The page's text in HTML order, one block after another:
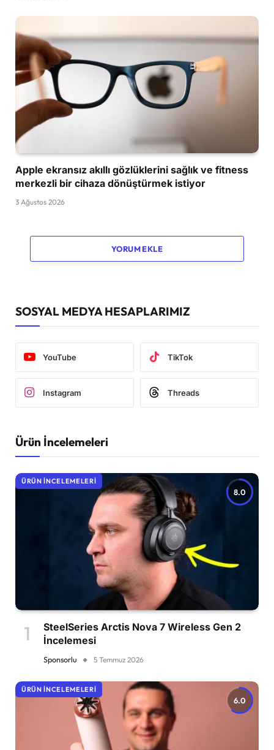
Apple ekransız akıllı gözlüklerini sağlık ve fitness
merkezli bir cihaza dönüştürmek istiyor
3 Ağustos 2026
YORUM EKLE
SOSYAL MEDYA HESAPLARIMIZ
YouTube TikTok
Instagram Threads
Ürün İncelemeleri
8.0
ÜRÜN İNCELEMELERI
SteelSeries Arctis Nova 7 Wireless Gen 2
İncelemesi
Sponsorlu 5 Temmuz 2026
6.0
ÜRÜN İNCELEMELERI